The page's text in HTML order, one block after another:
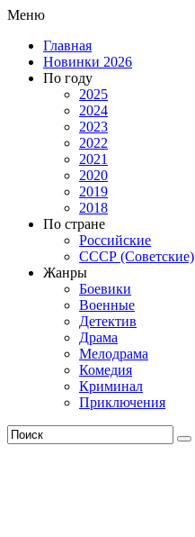
Меню
Главная
Новинки 2026
По году
2025
2024
2023
2022
2021
2020
2019
2018
По стране
Российские
СССР (Советские)
Жанры
Боевики
Военные
Детектив
Драма
Мелодрама
Комедия
Криминал
Приключения